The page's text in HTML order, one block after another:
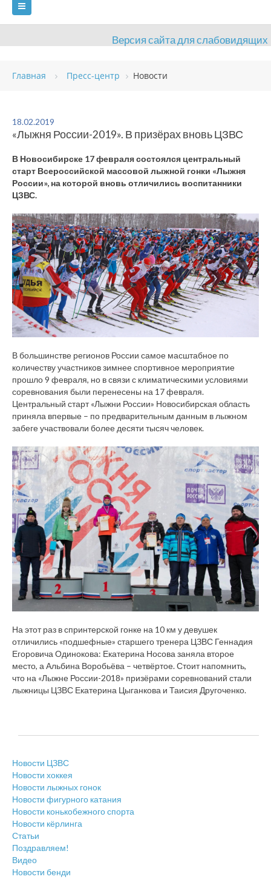
Версия сайта для слабовидящих
ГЛАВНАЯ
ВИДЫ СПОРТА
ОЦЕНКА КАЧЕСТВА ОБРАЗОВАНИЯ ВАКАНСИИ
ПЛАТНЫЕ УСЛУГИ
Главная Пресс-центр Новости
18.02.2019
«Лыжня России-2019». В призёрах вновь ЦЗВС
В Новосибирске 17 февраля состоялся центральный
старт Всероссийской массовой лыжной гонки «Лыжня
России», на которой вновь отличились воспитанники
ЦЗВС.
В большинстве регионов России самое масштабное по
количеству участников зимнее спортивное мероприятие
прошло 9 февраля, но в связи с климатическими условиями
соревнования были перенесены на 17 февраля.
Центральный старт «Лыжни России» Новосибирская область
приняла впервые – по предварительным данным в лыжном
забеге участвовали более десяти тысяч человек.
На этот раз в спринтерской гонке на 10 км у девушек
отличились «подшефные» старшего тренера ЦЗВС Геннадия
Егоровича Одинокова: Екатерина Носова заняла второе
место, а Альбина Воробьёва – четвёртое. Стоит напомнить,
что на «Лыжне России-2018» призёрами соревнований стали
лыжницы ЦЗВС Екатерина Цыганкова и Таисия Другоченко.
Новости ЦЗВС
Новости хоккея
Новости лыжных гонок
Новости фигурного катания
Новости конькобежного спорта
Новости кёрлинга
Статьи
Поздравляем!
Видео
Новости бенди